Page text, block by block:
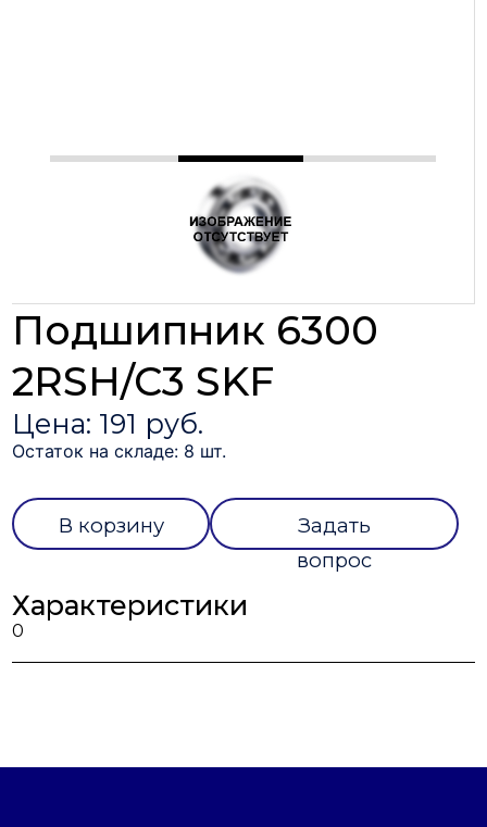
Подшипник 6300
2RSH/C3 SKF
Цена: 191 руб.
Остаток на складе: 8 шт.
В корзину
Задать
вопрос
Характеристики
0